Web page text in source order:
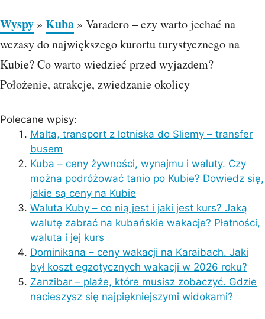
Wyspy » Kuba » Varadero – czy warto jechać na
wczasy do największego kurortu turystycznego na
Kubie? Co warto wiedzieć przed wyjazdem?
Położenie, atrakcje, zwiedzanie okolicy
Polecane wpisy:
Malta, transport z lotniska do Sliemy – transfer
busem
Kuba – ceny żywności, wynajmu i waluty. Czy
można podróżować tanio po Kubie? Dowiedz się,
jakie są ceny na Kubie
Waluta Kuby – co nią jest i jaki jest kurs? Jaką
walutę zabrać na kubańskie wakacje? Płatności,
waluta i jej kurs
Dominikana – ceny wakacji na Karaibach. Jaki
był koszt egzotycznych wakacji w 2026 roku?
Zanzibar – plaże, które musisz zobaczyć. Gdzie
nacieszysz się najpiękniejszymi widokami?